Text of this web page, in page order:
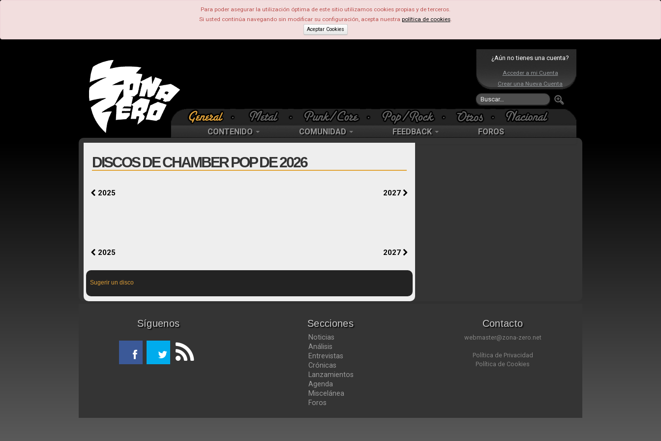
Para poder asegurar la utilización óptima de este sitio utilizamos cookies propias y de terceros.
Si usted continúa navegando sin modificar su configuración, acepta nuestra política de cookies.
Aceptar Cookies
¿Aún no tienes una cuenta?
Acceder a mi Cuenta
Crear una Nueva Cuenta
CONTENIDO COMUNIDAD FEEDBACK FOROS
DISCOS DE CHAMBER POP DE 2026
2025 2027
2025 2027
Sugerir un disco
Síguenos Secciones
Noticias
Análisis
Entrevistas
Crónicas
Lanzamientos
Agenda
Miscelánea
Foros
Contacto
webmaster@zona-zero.net
Política de Privacidad
Política de Cookies